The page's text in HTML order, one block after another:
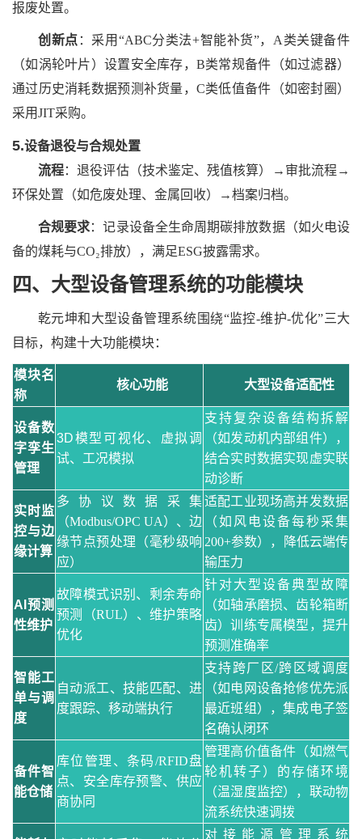
报废处置。
创新点 ：采用 “ABC分类法+智能补货”，A类关键备件
（如涡轮叶片）设置安全库存，B类常规备件（如过滤器）
通过历史消耗数据预测补货量，C类低值备件（如密封圈）
采用JIT采购。
5.设备退役与合规处置
流程：退役评估（技术鉴定、残值核算）
→审批流程→
环保处置（如危废处理、金属回收）→档案归档。
合规要求：记录设备全生命周期碳排放数据（如火电设
备的煤耗与CO₂排放），满足ESG披露需求。
四、大型设备管理系统的功能模块
乾元坤和大型设备管理系统 围绕“监控-维护-优化”三大
目标，构建十大功能模块：
模块名
称
核心功能 大型设备适配性
设备数
字孪生
管理
3D模型可视化、虚拟调
试、工况模拟
支持复杂设备结构拆解
（如发动机内部组件），
结合实时数据实现虚实联
动诊断
实时监
控与边
缘计算
多协议数据采集
（Modbus/OPC UA）、边
缘节点预处理（毫秒级响
应）
适配工业现场高并发数据
（如风电设备每秒采集
200+参数），降低云端传
输压力
AI预测
性维护
故障模式识别、剩余寿命
预测（RUL）、维护策略
优化
针对大型设备典型故障
（如轴承磨损、齿轮箱断
齿）训练专属模型，提升
预测准确率
智能工
单与调
度
自动派工、技能匹配、进
度跟踪、移动端执行
支持跨厂区/跨区域调度
（如电网设备抢修优先派
最近班组），集成电子签
名确认闭环
备件智
能仓储
库位管理、条码/RFID盘
点、安全库存预警、供应
商协同
管理高价值备件（如燃气
轮机转子）的存储环境
（温湿度监控），联动物
流系统快速调拨
对接能源管理系统